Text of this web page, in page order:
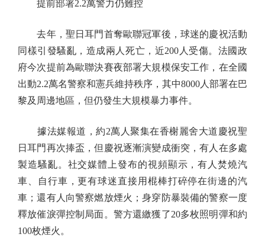
提前部署2.2萬警力仍難控
去年，聖日耳門首奪歐聯冠軍後，球迷的慶祝活動
同樣引發騷亂，造成兩人死亡，近200人受傷。法國政
府今次提前為歐聯決賽夜部署大規模保安工作，在全國
出動2.2萬名警察和憲兵維持秩序，其中8000人部署在巴
黎及周邊地區，但仍發生大規模暴力事件。
據法媒報道，約2萬人聚集在香榭麗舍大道慶祝聖
日耳門再次捧盃，但慶祝逐漸演變成衝突，有人在多處
製造騷亂。社交媒體上發布的視頻顯示，有人焚燒汽
車、自行車，更有球迷直接用棍棒打碎停在街邊的汽
車；還有人向警察燃放煙火；身穿防暴裝備的警察一度
釋放催淚彈控制局面。警方還繳獲了20多枚照明彈和約
100枚煙火。